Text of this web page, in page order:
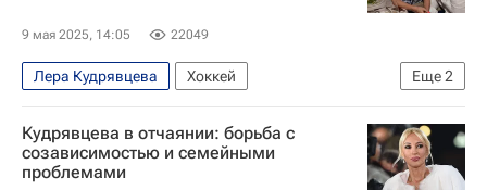
9 мая 2025, 14:05 22049
Еще2
Лера Кудрявцева
Хоккей
Авторы РИА Новости Спорт
Вокруг спорта
Кудрявцева в отчаянии: борьба с
созависимостью и семейными
проблемами